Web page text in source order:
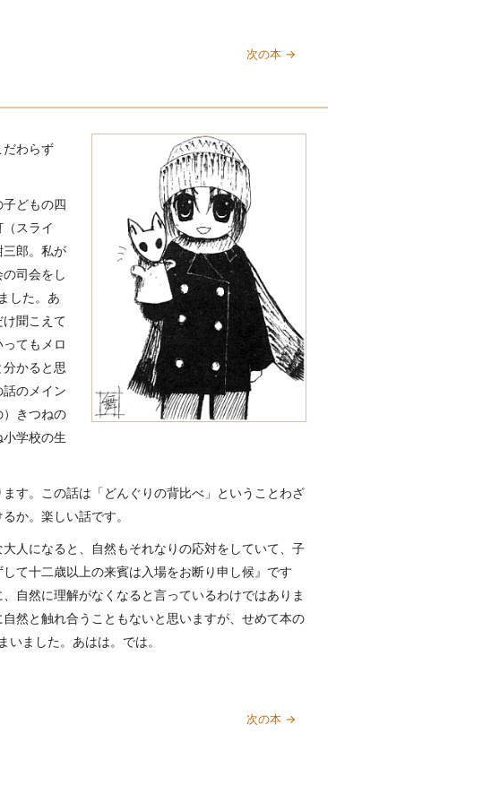
次の本 →
だわらず
どもの四
スライ
三郎。私が
司会をし
した。あ
聞こえて
てもメロ
かると思
のメイン
きつねの
学校の生
す。この話は「どんぐりの背比べ」ということわざ
か。楽しい話です。
人になると、自然もそれなりの応対をしていて、子
て十二歳以上の来賓は入場をお断り申し候』です
自然に理解がなくなると言っているわけではありま
然と触れ合うこともないと思いますが、せめて本の
ました。あはは。では。
次の本 →